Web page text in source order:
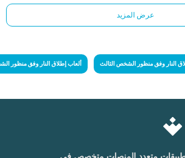
عرض المزيد
النار وفق منظور الشخص الثالث ألعاب إطلاق النار وفق منظور